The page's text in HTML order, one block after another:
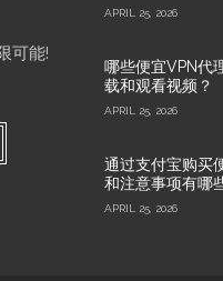
可能!
APRIL 25, 2026
哪些便宜VPN代
载和观看视频？
APRIL 25, 2026
通过支付宝购买
和注意事项有哪
APRIL 25, 2026